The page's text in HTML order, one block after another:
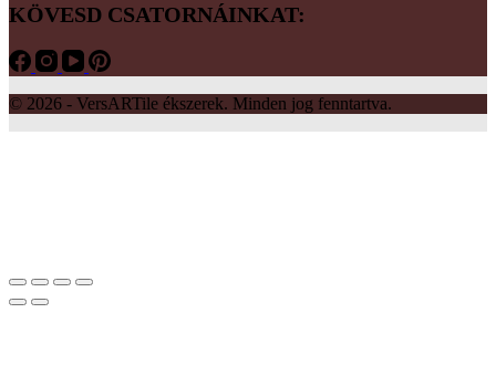
KÖVESD CSATORNÁINKAT:
© 2026 - VersARTile ékszerek. Minden jog fenntartva.